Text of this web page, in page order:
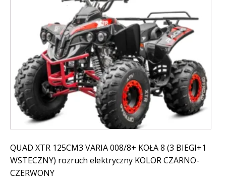
QUAD XTR 125CM3 VARIA 008/8+ KOŁA 8 (3 BIEGI+1
WSTECZNY) rozruch elektryczny KOLOR CZARNO-
CZERWONY